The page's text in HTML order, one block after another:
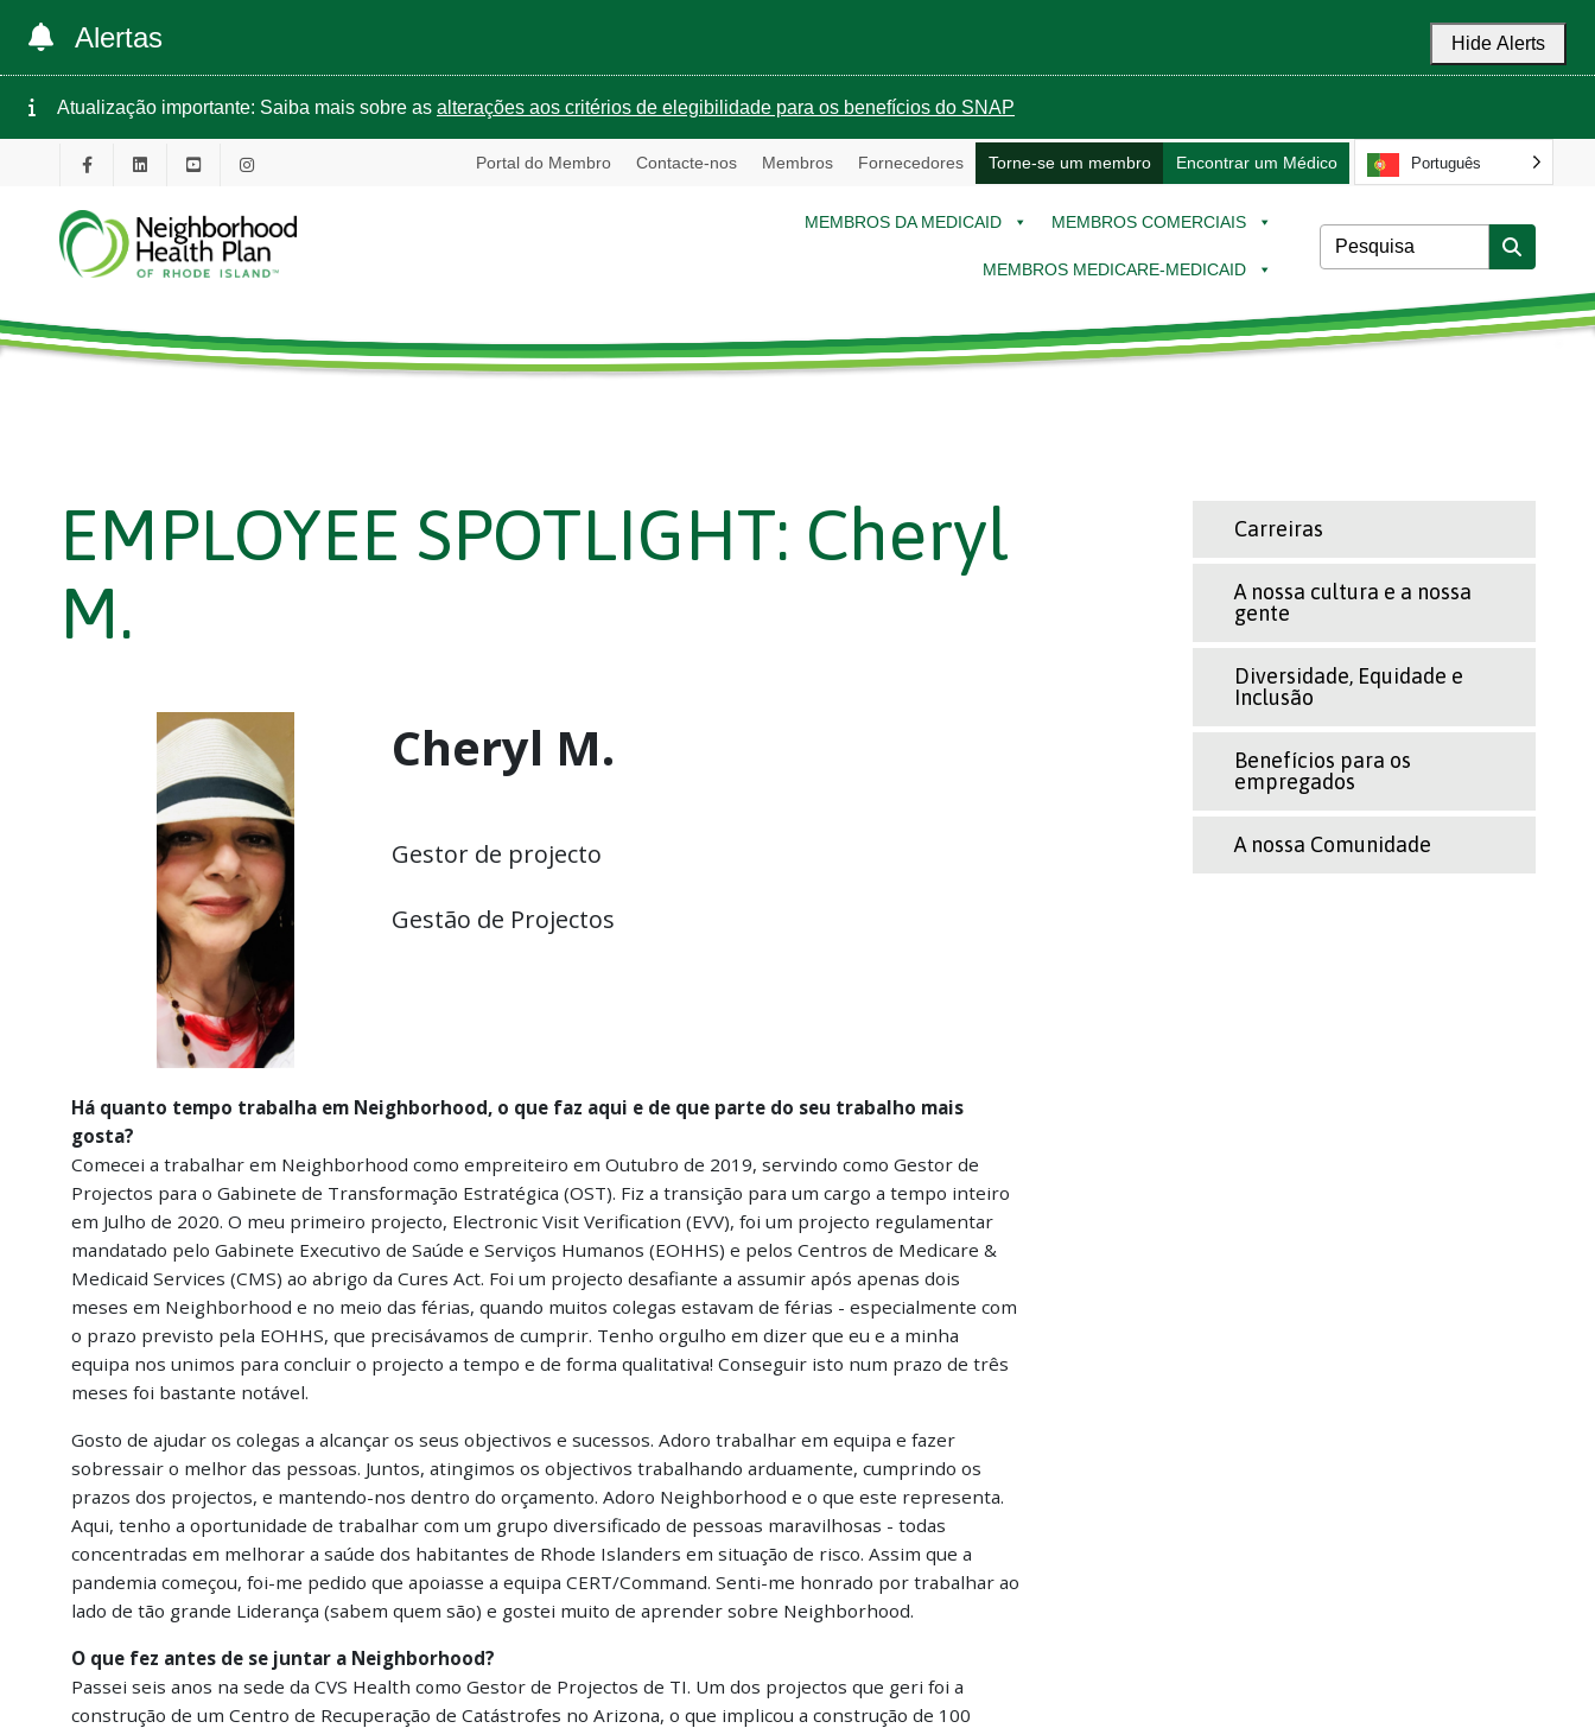
Alertas Hide Alerts
Atualização importante: Saiba mais sobre as alterações aos critérios de elegibilidade para os benefícios do SNAP
Portal do Membro Contacte-nos Membros Fornecedores Torne-se um membro Encontrar um Médico Português
MEMBROS DA MEDICAID MEMBROS COMERCIAIS
MEMBROS MEDICARE-MEDICAID
EMPLOYEE SPOTLIGHT: Cheryl
M.
Cheryl M.
Gestor de projecto
Gestão de Projectos
Há quanto tempo trabalha em Neighborhood, o que faz aqui e de que parte do seu trabalho mais
gosta?
Comecei a trabalhar em Neighborhood como empreiteiro em Outubro de 2019, servindo como Gestor de
Projectos para o Gabinete de Transformação Estratégica (OST). Fiz a transição para um cargo a tempo inteiro
em Julho de 2020. O meu primeiro projecto, Electronic Visit Verification (EVV), foi um projecto regulamentar
mandatado pelo Gabinete Executivo de Saúde e Serviços Humanos (EOHHS) e pelos Centros de Medicare &
Medicaid Services (CMS) ao abrigo da Cures Act. Foi um projecto desafiante a assumir após apenas dois
meses em Neighborhood e no meio das férias, quando muitos colegas estavam de férias - especialmente com
o prazo previsto pela EOHHS, que precisávamos de cumprir. Tenho orgulho em dizer que eu e a minha
equipa nos unimos para concluir o projecto a tempo e de forma qualitativa! Conseguir isto num prazo de três
meses foi bastante notável.
Gosto de ajudar os colegas a alcançar os seus objectivos e sucessos. Adoro trabalhar em equipa e fazer
sobressair o melhor das pessoas. Juntos, atingimos os objectivos trabalhando arduamente, cumprindo os
prazos dos projectos, e mantendo-nos dentro do orçamento. Adoro Neighborhood e o que este representa.
Aqui, tenho a oportunidade de trabalhar com um grupo diversificado de pessoas maravilhosas - todas
concentradas em melhorar a saúde dos habitantes de Rhode Islanders em situação de risco. Assim que a
pandemia começou, foi-me pedido que apoiasse a equipa CERT/Command. Senti-me honrado por trabalhar ao
lado de tão grande Liderança (sabem quem são) e gostei muito de aprender sobre Neighborhood.
O que fez antes de se juntar a Neighborhood?
Passei seis anos na sede da CVS Health como Gestor de Projectos de TI. Um dos projectos que geri foi a
construção de um Centro de Recuperação de Catástrofes no Arizona, o que implicou a construção de 100
Carreiras
A nossa cultura e a nossa
gente
Diversidade, Equidade e
Inclusão
Benefícios para os
empregados
A nossa Comunidade